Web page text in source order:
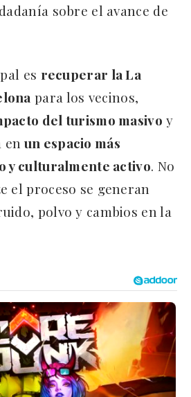
sobre el avance de
es recuperar la La
para los vecinos,
del turismo masivo y
un espacio más
y culturalmente activo. No
el proceso se generan
polvo y cambios en la